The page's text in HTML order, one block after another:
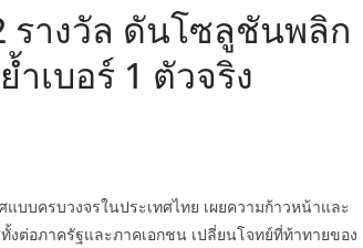
รางวัล ดันโซลูชันพลิก
เบอร์ 1 ตัวจริง
บครบวงจรในประเทศไทย เผยความก้าวหน้าและ
ต่อภาครัฐและภาคเอกชน เปลี่ยนโจทย์ที่ท้าทายของ